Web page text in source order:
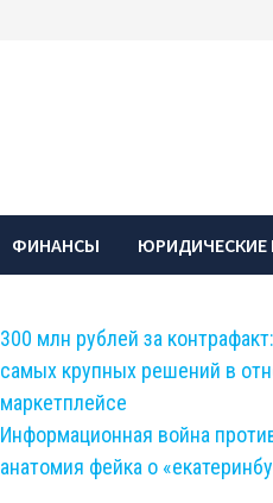
ФИНАНСЫ
300 млн рублей за
самых крупных решений в
маркетплейсе
Информационная война
анатомия фейка о